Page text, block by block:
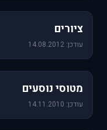
ציורים
עודכן: 14.08.2012
מטוסי נוסעים
עודכן: 14.11.2010